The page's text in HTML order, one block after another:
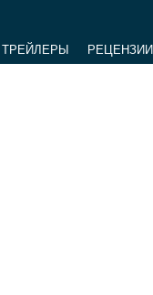
ТРЕЙЛЕРЫ РЕЦЕНЗИИ